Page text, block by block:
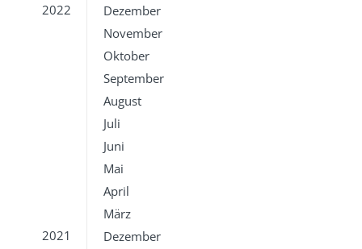
2022
Dezember
November
Oktober
September
August
Juli
Juni
Mai
April
März
2021
Dezember